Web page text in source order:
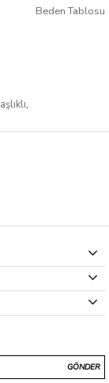
Beden Tablosu
,
GÖNDER